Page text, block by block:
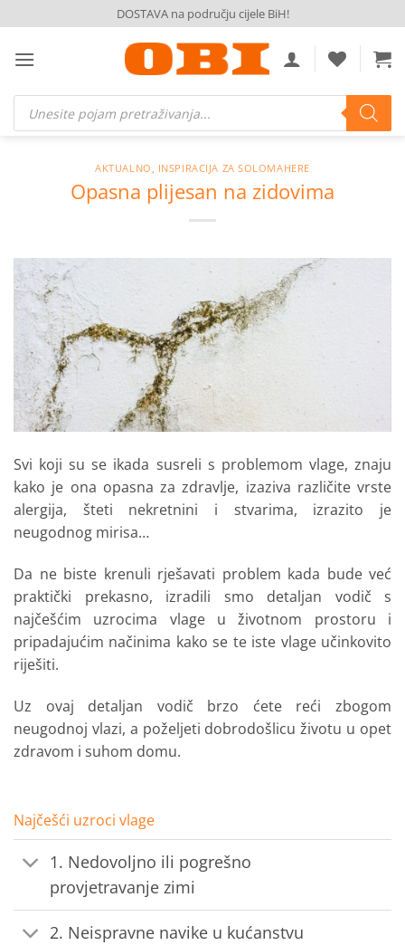
to
content
DOSTAVA na području cijele BiH!
Products
search
AKTUALNO , INSPIRACIJA ZA SOLOMAHERE
Opasna plijesan na zidovima
Svi koji su se ikada susreli s problemom vlage, znaju
kako je ona opasna za zdravlje, izaziva različite vrste
alergija, šteti nekretnini i stvarima, izrazito je
neugodnog mirisa…
Da ne biste krenuli rješavati problem kada bude već
praktički prekasno, izradili smo detaljan vodič s
najčešćim uzrocima vlage u životnom prostoru i
pripadajućim načinima kako se te iste vlage učinkovito
riješiti.
Uz ovaj detaljan vodič brzo ćete reći zbogom
neugodnoj vlazi, a poželjeti dobrodošlicu životu u opet
zdravom i suhom domu.
Najčešći uzroci vlage
1. Nedovoljno ili pogrešno
provjetravanje zimi
2. Neispravne navike u kućanstvu